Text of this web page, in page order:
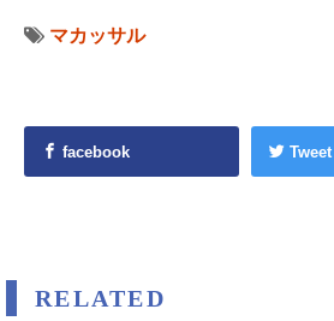
マカッサル
facebook Tweet
RELATED